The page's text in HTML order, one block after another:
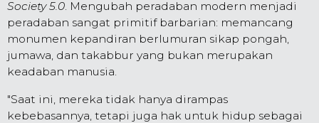
Society 5.0. Mengubah peradaban modern menjadi
peradaban sangat primitif barbarian: memancang
monumen kepandiran berlumuran sikap pongah,
jumawa, dan takabbur yang bukan merupakan
keadaban manusia.
"Saat ini, mereka tidak hanya dirampas
kebebasannya, tetapi juga hak untuk hidup sebagai